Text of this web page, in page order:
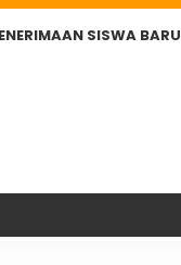
SISWA